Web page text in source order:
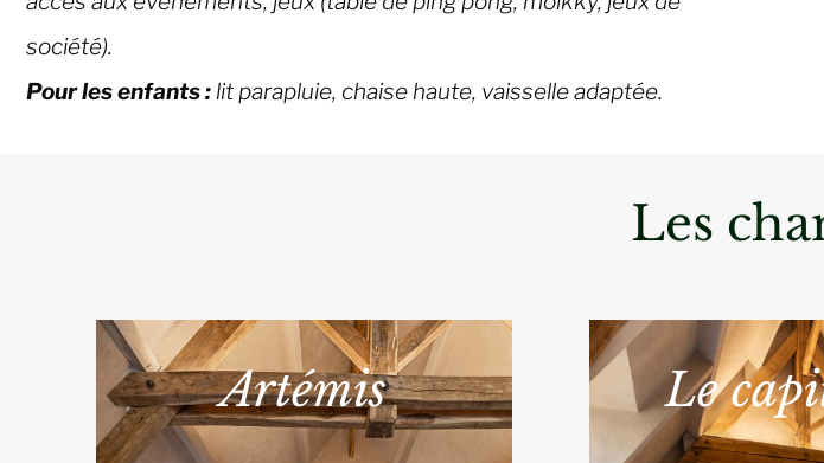
société).
Pour les enfants : lit parapluie, chaise haute, vaisselle adaptée.
Les
Artémis Le